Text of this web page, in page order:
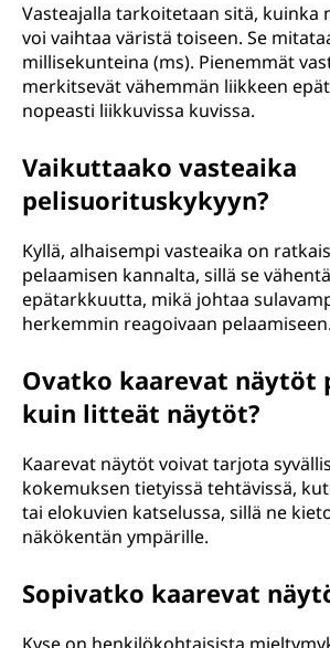
Vasteajalla tarkoitetaan sitä, kuinka
voi vaihtaa väristä toiseen. Se
millisekunteina (ms). Pienemmät
merkitsevät vähemmän liikkeen
nopeasti liikkuvissa kuvissa.
Vaikuttaako vasteaika
pelisuorituskykyyn?
Kyllä, alhaisempi vasteaika on
pelaamisen kannalta, sillä se
epätarkkuutta, mikä johtaa
herkemmin reagoivaan pelaamiseen.
Ovatko kaarevat näytöt
kuin litteät näytöt?
Kaarevat näytöt voivat tarjota
kokemuksen tietyissä tehtävissä,
tai elokuvien katselussa, sillä ne
näkökentän ympärille.
Sopivatko kaarevat